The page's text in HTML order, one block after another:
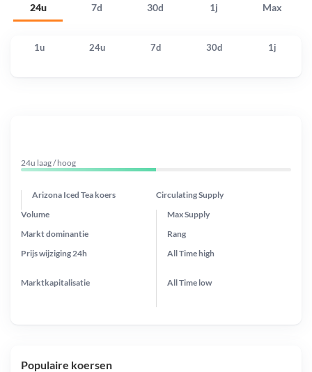
24u 7d 30d 1j Max
1u 24u 7d 30d 1j
24u laag / hoog
Arizona Iced Tea koers Circulating Supply
Prijs wijziging 24h
Max Supply
Markt dominantie
Marktkapitalisatie
Volume
Rang
All Timehigh
All Time low
Populaire koersen